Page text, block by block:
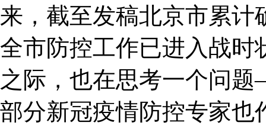
来，截至发稿北京市累计
全市防控工作已进入战时
之际，也在思考一个问
部分新冠疫情防控专家也